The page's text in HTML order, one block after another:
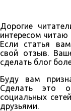
Дорогие
интересом
Если статья
свой отзыв.
сделать блог
Буду вам
Сделать это
социальных
друзьями.